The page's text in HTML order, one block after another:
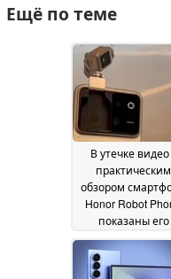
Ещё по теме
В утечке видео
практическим
обзором
Honor Robot
показаны его
толщина и
камеры18 July